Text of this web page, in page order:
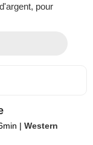
pour
| Western